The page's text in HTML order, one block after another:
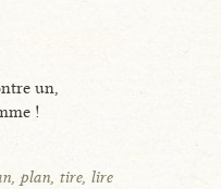
un,
!
plan, tire, lire